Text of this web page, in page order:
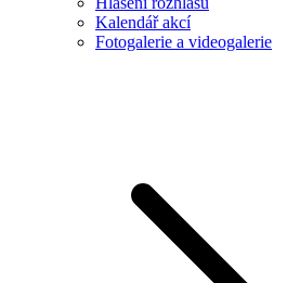
Kalendář akcí
Fotogalerie a videogalerie